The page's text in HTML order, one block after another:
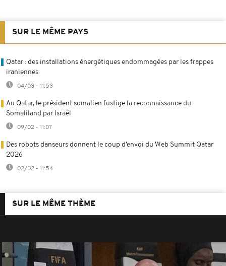
SUR LE MÊME PAYS
Qatar : des installations énergétiques endommagées par les frappes
iraniennes
04/03 - 11:53
Au Qatar, le président somalien fustige la reconnaissance du
Somaliland par Israël
09/02 - 11:07
Des robots danseurs donnent le coup d’envoi du Web Summit Qatar
2026
02/02 - 11:54
SUR LE MÊME THÈME